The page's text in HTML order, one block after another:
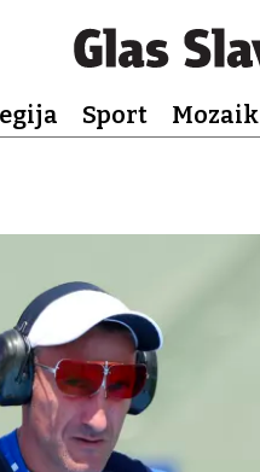
Sport Mozaik